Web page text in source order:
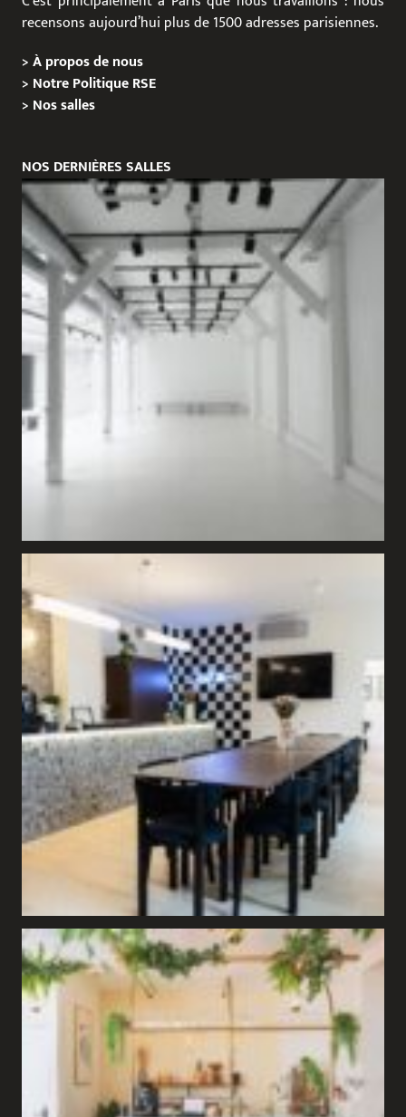
recensons aujourd’hui plus de 1500 adresses parisiennes.
>À propos de nous
> Notre Politique RSE
> Nos salles
NOS DERNIÈRES SALLES